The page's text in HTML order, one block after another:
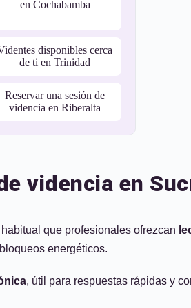
en Cochabamba
disponibles cerca
de ti en Trinidad
Reservar una sesión de
videncia en Riberalta
videncia en
que profesionales ofrezcan
energéticos.
, útil para respuestas rápidas y